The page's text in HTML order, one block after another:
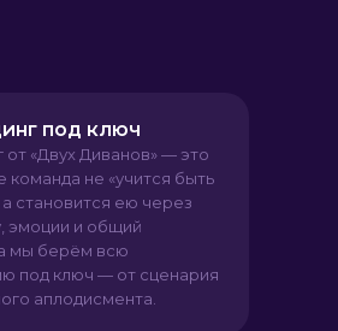
под ключ
от «Двух Диванов» — это
команда не «учится быть
становится ею через
эмоции и общий
а мы берём всю
под ключ — от сценария
аплодисмента.